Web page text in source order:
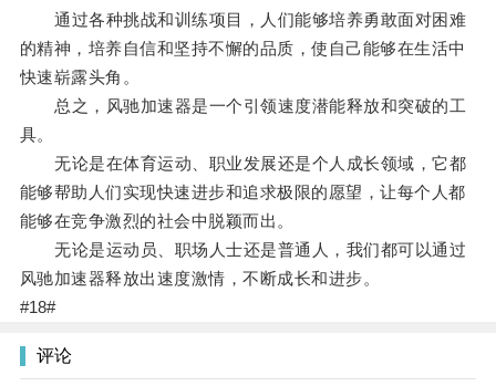
通过各种挑战和训练项目，人们能够培养勇敢面对困难
的精神，培养自信和坚持不懈的品质，使自己能够在生活中
快速崭露头角。
总之，风驰加速器是一个引领速度潜能释放和突破的工
具。
无论是在体育运动、职业发展还是个人成长领域，它都
能够帮助人们实现快速进步和追求极限的愿望，让每个人都
能够在竞争激烈的社会中脱颖而出。
无论是运动员、职场人士还是普通人，我们都可以通过
风驰加速器释放出速度激情，不断成长和进步。
#18#
评论